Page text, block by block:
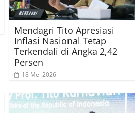
Mendagri Tito Apresiasi
Inflasi Nasional Tetap
Terkendali di Angka 2,42
Persen
18 Mei 2026